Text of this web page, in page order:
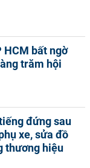
HCM bất ngờ
trăm hội
đứng sau
xe, sửa đồ
thương hiệu